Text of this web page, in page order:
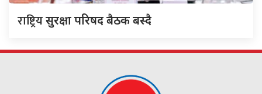
राष्ट्रियसुरक्षा परिषद बैठक बस्दै